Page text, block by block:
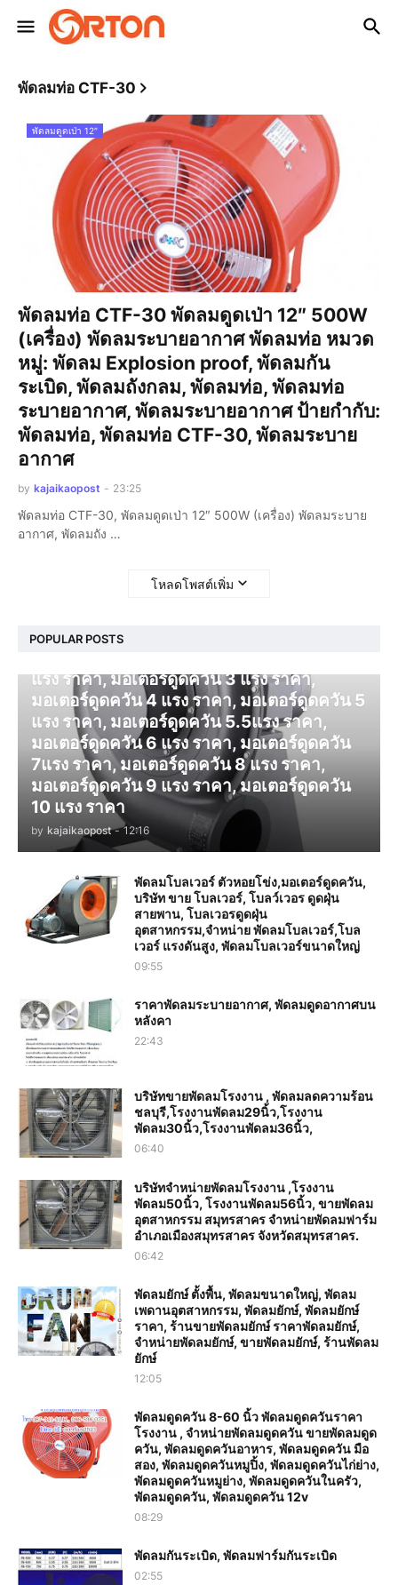
พัดลมท่อ CTF-30
พัดลมดูดเป่า 12″
พัดลมท่อ CTF-30 พัดลมดูดเป่า 12″ 500W
(เครื่อง) พัดลมระบายอากาศ พัดลมท่อ หมวด
หมู่: พัดลม Explosion proof, พัดลมกัน
ระเบิด, พัดลมถังกลม, พัดลมท่อ, พัดลมท่อ
ระบายอากาศ, พัดลมระบายอากาศ ป้ายกำกับ:
พัดลมท่อ, พัดลมท่อ CTF-30, พัดลมระบาย
อากาศ
by kajaikaopost - 23:25
พัดลมท่อ CTF-30, พัดลมดูดเป่า 12″ 500W (เครื่อง) พัดลมระบาย
อากาศ, พัดลมถัง …
โหลดโพสต์เพิ่ม
POPULAR POSTS
แรง ราคา, มอเตอร์ดูดควัน 3 แรง ราคา,
มอเตอร์ดูดควัน 4 แรง ราคา, มอเตอร์ดูดควัน 5
แรง ราคา, มอเตอร์ดูดควัน 5.5แรง ราคา,
มอเตอร์ดูดควัน 6 แรง ราคา, มอเตอร์ดูดควัน
7แรง ราคา, มอเตอร์ดูดควัน 8 แรง ราคา,
มอเตอร์ดูดควัน 9 แรง ราคา, มอเตอร์ดูดควัน
10 แรง ราคา
by kajaikaopost - 12:16
พัดลมโบลเวอร์ ตัวหอยโข่ง,มอเตอร์ดูดควัน,
บริษัท ขาย โบลเวอร์, โบลว์เวอร ดูดฝุ่น
สายพาน, โบลเวอรดูดฝุ่น
อุตสาหกรรม,จำหน่าย พัดลมโบลเวอร์,โบล
เวอร์ แรงดันสูง, พัดลมโบลเวอร์ขนาดใหญ่
09:55
ราคาพัดลมระบายอากาศ, พัดลมดูดอากาศบน
หลังคา
22:43
บริษัทขายพัดลมโรงงาน , พัดลมลดความร้อน
ชลบุรี,โรงงานพัดลม29นิ้ว,โรงงาน
พัดลม30นิ้ว,โรงงานพัดลม36นิ้ว,
06:40
บริษัทจำหน่ายพัดลมโรงงาน ,โรงงาน
พัดลม50นิ้ว, โรงงานพัดลม56นิ้ว, ขายพัดลม
อุตสาหกรรม สมุทรสาคร จำหน่ายพัดลมฟาร์ม
อำเภอเมืองสมุทรสาคร จังหวัดสมุทรสาคร.
06:42
พัดลมยักษ์ ตั้งพื้น, พัดลมขนาดใหญ่, พัดลม
เพดานอุตสาหกรรม, พัดลมยักษ์, พัดลมยักษ์
ราคา, ร้านขายพัดลมยักษ์ ราคาพัดลมยักษ์,
จำหน่ายพัดลมยักษ์, ขายพัดลมยักษ์, ร้านพัดลม
ยักษ์
12:05
พัดลมดูดควัน 8-60 นิ้ว พัดลมดูดควันราคา
โรงงาน , จำหน่ายพัดลมดูดควัน ขายพัดลมดูด
ควัน, พัดลมดูดควันอาหาร, พัดลมดูดควัน มือ
สอง, พัดลมดูดควันหมูปิ้ง, พัดลมดูดควันไก่ย่าง,
พัดลมดูดควันหมูย่าง, พัดลมดูดควันในครัว,
พัดลมดูดควัน, พัดลมดูดควัน 12v
08:29
พัดลมกันระเบิด, พัดลมฟาร์มกันระเบิด
02:55